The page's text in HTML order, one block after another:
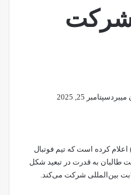
شرکت
سپتامبر 25, 2025
اعلام کرده است که تیم فوتبال
طالبان به قدرت در تبعید شکل
بین‌المللی شرکت می‌کند.